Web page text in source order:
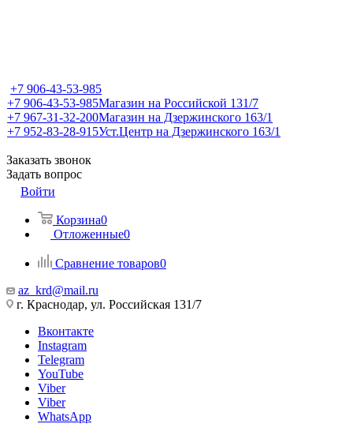
+7 906-43-53-985
+7 906-43-53-985Магазин на Российской 131/7
+7 967-31-32-200Магазин на Дзержинского 163/1
+7 952-83-28-915Уст.Центр на Дзержинского 163/1
Заказать звонок
Задать вопрос
Войти
Корзина0
Отложенные0
Сравнение товаров0
az_krd@mail.ru
г. Краснодар, ул. Российская 131/7
Вконтакте
Instagram
Telegram
YouTube
Viber
Viber
WhatsApp